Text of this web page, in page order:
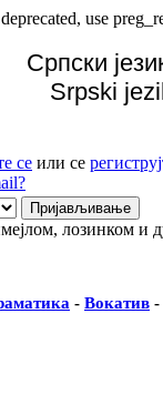
use
Српски
Srpski
се или се
лозинком и
- Вокатив -